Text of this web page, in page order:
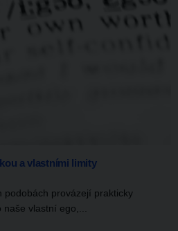
a vlastními limity
podobách provázejí prakticky
naše vlastní ego,...